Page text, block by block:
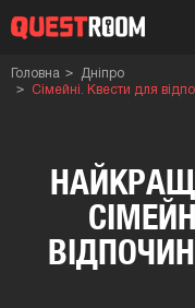
Головна
Дніпро
Сімейні. Квести для